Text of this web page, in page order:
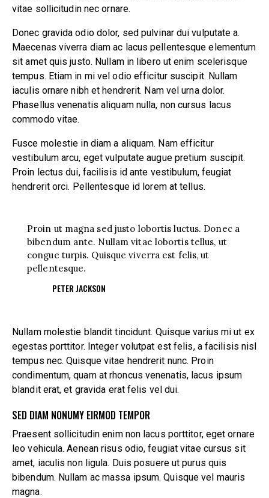
vitae sollicitudin nec ornare.
Donec gravida odio dolor, sed pulvinar dui vulputate a.
Maecenas viverra diam ac lacus pellentesque elementum
sit amet quis justo. Nullam in libero ut enim scelerisque
tempus. Etiam in mi vel odio efficitur suscipit. Nullam
iaculis ornare nibh et hendrerit. Nam vel urna dolor.
Phasellus venenatis aliquam nulla, non cursus lacus
commodo vitae.
Fusce molestie in diam a aliquam. Nam efficitur
vestibulum arcu, eget vulputate augue pretium suscipit.
Proin lectus dui, facilisis id ante vestibulum, feugiat
hendrerit orci. Pellentesque id lorem at tellus.
Proin ut magna sed justo lobortis luctus. Donec a
bibendum ante. Nullam vitae lobortis tellus, ut
congue turpis. Quisque viverra est felis, ut
pellentesque.
PETER JACKSON
Nullam molestie blandit tincidunt. Quisque varius mi ut ex
egestas porttitor. Integer volutpat est felis, a facilisis nisl
tempus nec. Quisque vitae hendrerit nunc. Proin
condimentum, quam at rhoncus venenatis, lacus ipsum
blandit erat, et gravida erat felis vel dui.
SED DIAM NONUMY EIRMOD TEMPOR
Praesent sollicitudin enim non lacus porttitor, eget ornare
leo vehicula. Aenean risus odio, feugiat vitae cursus sit
amet, iaculis non ligula. Duis posuere ut purus quis
bibendum. Nullam ac massa ipsum. Quisque vel mauris
magna.